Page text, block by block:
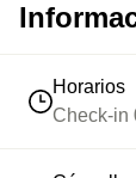
Nepita, où
⭐️Le
produits
Horarios
Check-in